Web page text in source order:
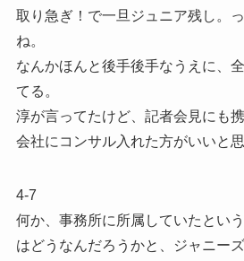
取り急ぎ！で一旦ジュニア残し。
ね。
なんかほんと後手後手なうえに、
てる。
淳が言ってたけど、記者会見にも
会社にコンサル入れた方がいいと思
4-7
何か、事務所に所属していたとい
はどうなんだろうかと、ジャニー